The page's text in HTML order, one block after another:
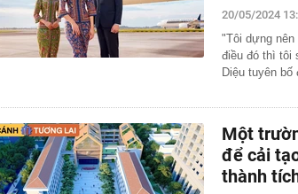
20/05/2024
"Tôi dựng nên
điều đó thì tôi
Diệu tuyên bố
Một
để cải
thành